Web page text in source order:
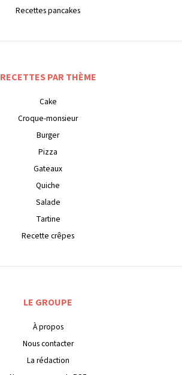
Recettes pancakes
RECETTES PAR THÈME
Cake
Croque-monsieur
Burger
Pizza
Gateaux
Quiche
Salade
Tartine
Recette crêpes
LE GROUPE
À propos
Nous contacter
La rédaction